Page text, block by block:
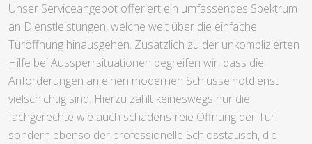
Unser Serviceangebot offeriert ein umfassendes Spektrum
an Dienstleistungen, welche weit über die einfache
Türöffnung hinausgehen. Zusätzlich zu der unkomplizierten
Hilfe bei Aussperrsituationen begreifen wir, dass die
Anforderungen an einen modernen Schlüsselnotdienst
vielschichtig sind. Hierzu zählt keineswegs nur die
fachgerechte wie auch schadensfreie Öffnung der Tür,
sondern ebenso der professionelle Schlosstausch, die